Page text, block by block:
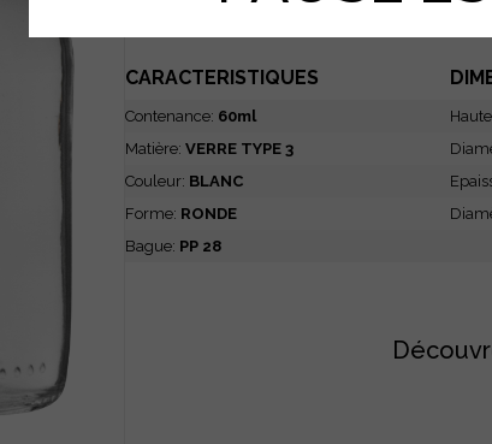
CARACTERISTIQUES
Contenance: 60ml
Matière: VERRE TYPE 3
Couleur: BLANC
Forme: RONDE
Bague: PP 28